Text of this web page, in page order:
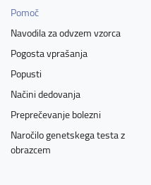
Pomoč
Navodila za odvzem vzorca
Pogosta vprašanja
Popusti
Načini dedovanja
Preprečevanje bolezni
Naročilo genetskega testa z
obrazcem